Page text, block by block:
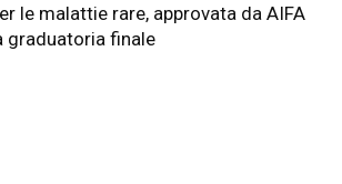
le malattie rare, approvata da AIFA
graduatoria finale